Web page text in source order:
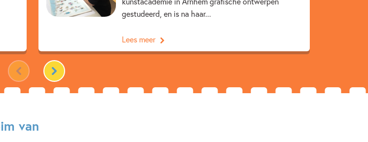
5 – 7 jaar 7 – 9 jaar 9 – 12 jaar
Actie & avontuur
Saskia Halfmouw
gestudeerd, en is na haar...
Lees meer
van